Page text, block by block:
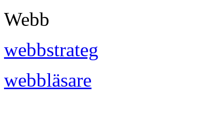
Webb
webbstrateg
webbläsare